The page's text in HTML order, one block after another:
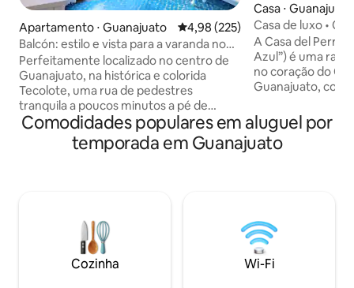
Apartamento ⋅ Guanajuato 4,98 de uma avaliação média de
4,98 (225)
Balcón: estilo e vista para a varanda no
centro
Perfeitamente localizado no centro de
Guanajuato, na histórica e colorida
Tecolote, uma rua de pedestres
tranquila a poucos minutos a pé de
abundantes restaurantes, bares, teatros
e atividades. Este apartamento oferece
vistas incríveis, charme do velho mundo
tem 2 armários e uma cama confortável
o suficiente para garantir-lhe uma
fabulosa noite de descanso.
Casa ⋅ Guanajuato
Casa de luxo •
Caminhe por
A Casa del Perro
Azul”) é uma rara
no coração do
Guanajuato, com
de três quartos
táxi e fica a cinco
do Teatro Juárez
lindamente
experiência
Comodidades populares em aluguel por
temporada em Guanajuato
Cozinha Wi-Fi